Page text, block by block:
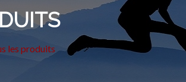
les produits